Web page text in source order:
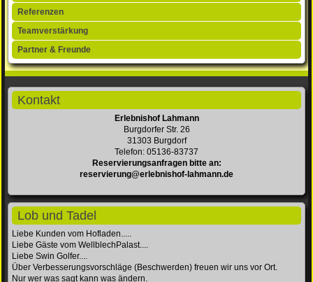
Referenzen
Teamverstärkung
Partner & Freunde
Kontakt
Erlebnishof Lahmann
Burgdorfer Str. 26
31303 Burgdorf
Telefon: 05136-83737
Reservierungsanfragen bitte an:
reservierung@erlebnishof-lahmann.de
Lob und Tadel
Liebe Kunden vom Hofladen.....
Liebe Gäste vom WellblechPalast....
Liebe Swin Golfer....
Über Verbesserungsvorschläge (Beschwerden) freuen wir uns vor Ort.
Nur wer was sagt kann was ändern.